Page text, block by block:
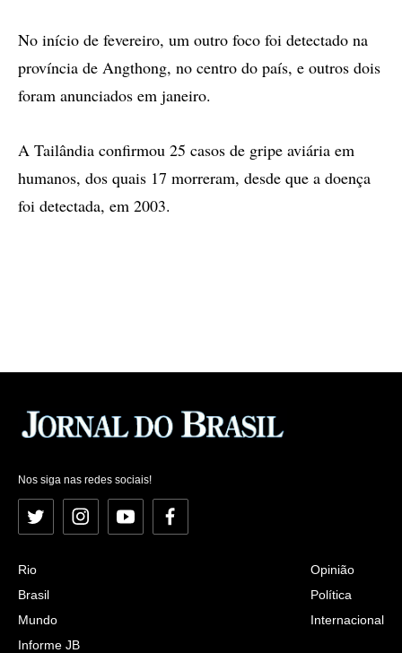
No início de fevereiro, um outro foco foi detectado na
província de Angthong, no centro do país, e outros dois
foram anunciados em janeiro.
A Tailândia confirmou 25 casos de gripe aviária em
humanos, dos quais 17 morreram, desde que a doença
foi detectada, em 2003.
Nos siga nas redes sociais!
Twitter InstagramYouTubeFacebook
Rio
Brasil
Mundo
Informe JB
Opinião
Política
Internacional